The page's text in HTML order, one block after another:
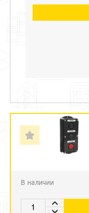
В наличии